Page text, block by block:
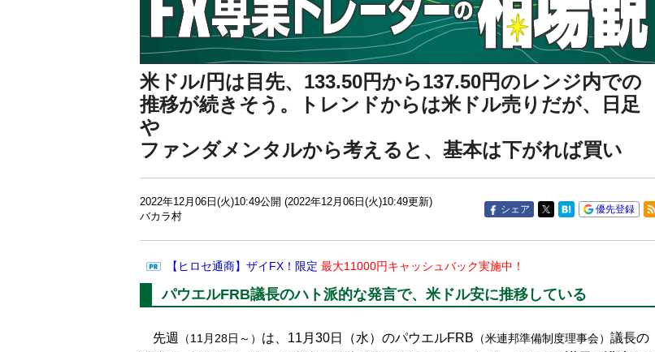
米ドル/円は目先、133.50円から137.50円のレンジ内での
推移が続きそう。トレンドからは米ドル売りだが、日足
や
ファンダメンタルから考えると、基本は下がれば買い
2022年12月06日(火)10:49公開 (2022年12月06日(火)10:49更新)
バカラ村
シェア 優先登録
【ヒロセ通商】ザイFX！限定 最大11000円キャッシュバック実施中！
パウエルFRB議長のハト派的な発言で、米ドル安に推移している
先週 （11月28日～） は、11月30日（水）のパウエルFRB （米連邦準備制度理事会） 議長の